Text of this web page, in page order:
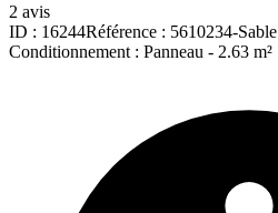
2 avis
ID : 16244Référence : 5610234-Sable
Conditionnement : Panneau - 2.63 m²